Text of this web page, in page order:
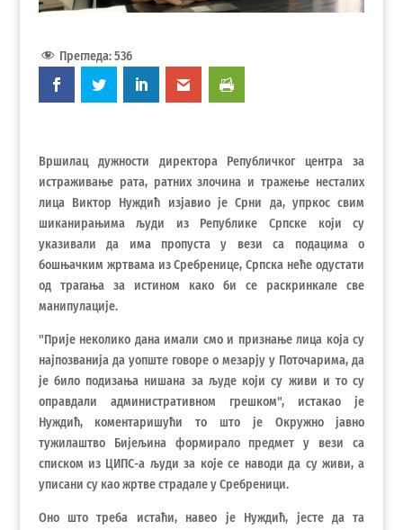
Прегледа: 536
Вршилац дужности директора Републичког центра за
истраживање рата, ратних злочина и тражење несталих
лица Виктор Нуждић изјавио је Срни да, упркос свим
шиканирањима људи из Републике Српске који су
указивали да има пропуста у вези са подацима о
бошњачким жртвама из Сребренице, Српска неће одустати
од трагања за истином како би се раскринкале све
манипулације.
"Прије неколико дана имали смо и признање лица која су
најпозванија да уопште говоре о мезарју у Поточарима, да
је било подизања нишана за људе који су живи и то су
оправдали административном грешком", истакао је
Нуждић, коментаришући то што је Окружно јавно
тужилаштво Бијељина формирало предмет у вези са
списком из ЦИПС-а људи за које се наводи да су живи, а
уписани су као жртве страдале у Сребреници.
Оно што треба истаћи, навео је Нуждић, јесте да та